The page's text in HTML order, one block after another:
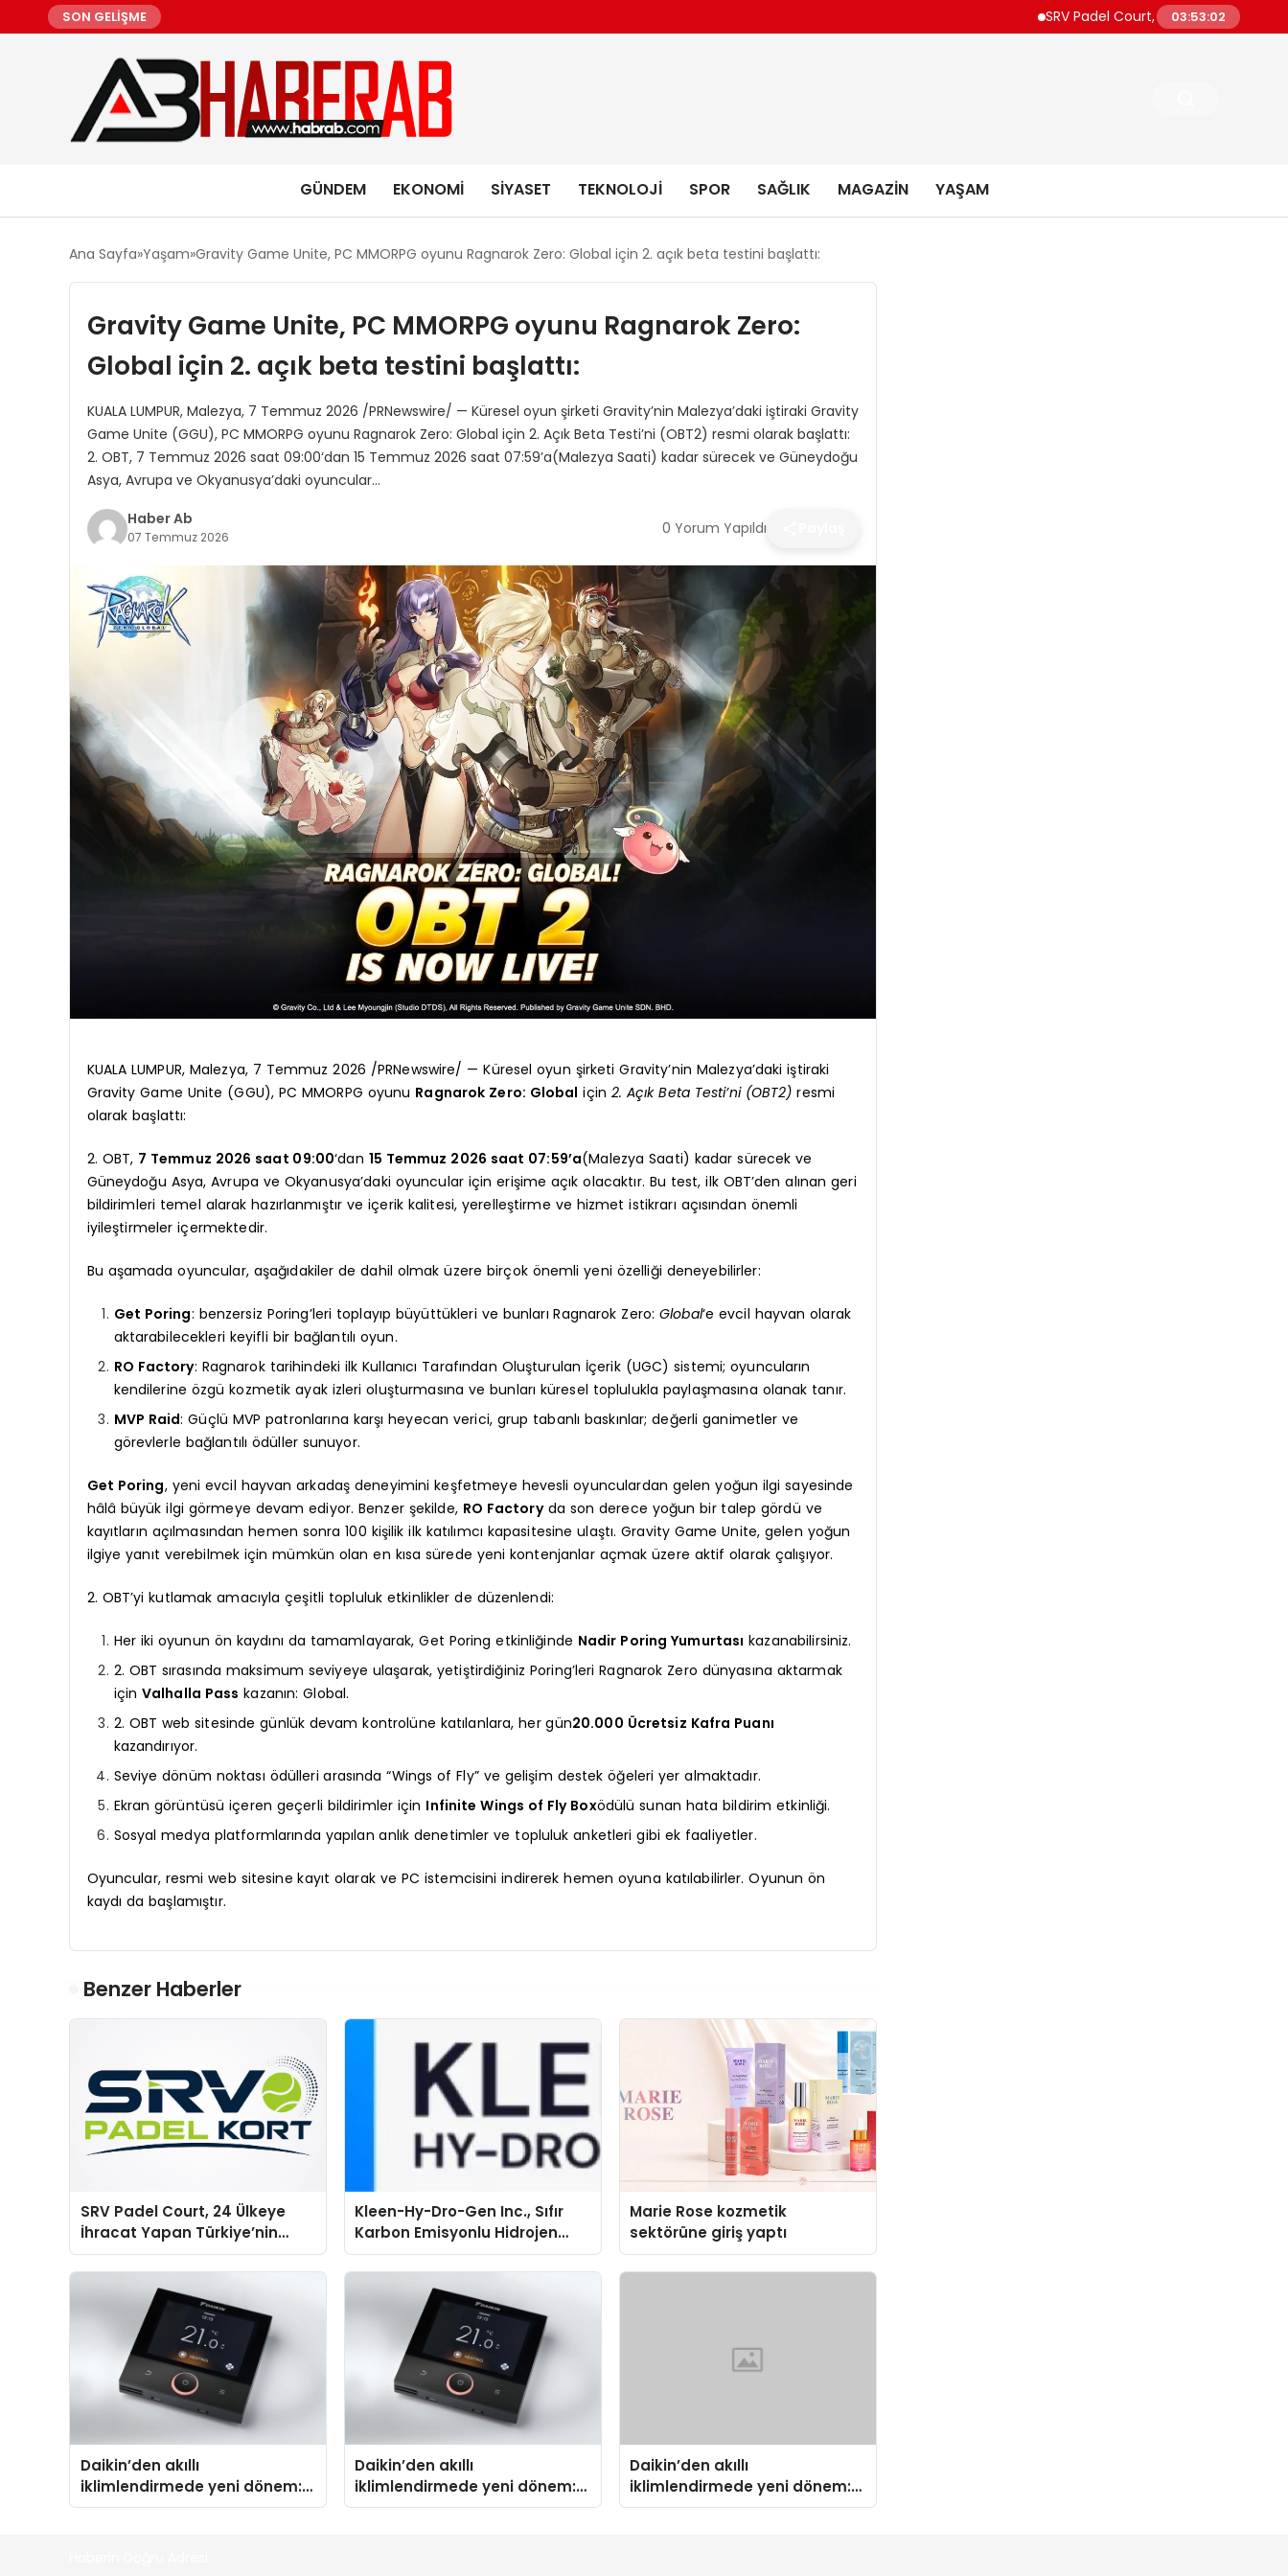
SON GELİŞME SRV Padel Court, 24 Ülkeye İhracat
03:53:03
GÜNDEM EKONOMI SIYASET TEKNOLOJI SPOR SAĞLIK MAGAZIN YAŞAM
Ana Sayfa Yaşam Gravity Game Unite, PC MMORPG oyunu Ragnarok Zero: Global için 2. açık beta testini başlattı:
Gravity Game Unite, PC MMORPG oyunu Ragnarok Zero:
Global için 2. açık beta testini başlattı:
KUALA LUMPUR, Malezya, 7 Temmuz 2026 /PRNewswire/ — Küresel oyun şirketi Gravity’nin Malezya’daki iştiraki Gravity
Game Unite (GGU), PC MMORPG oyunu Ragnarok Zero: Global için 2. Açık Beta Testi’ni (OBT2) resmi olarak başlattı:
2. OBT, 7 Temmuz 2026 saat 09:00‘dan 15 Temmuz 2026 saat 07:59’a(Malezya Saati) kadar sürecek ve Güneydoğu
Asya, Avrupa ve Okyanusya’daki oyuncular…
Haber Ab
07 Temmuz 2026 0 Yorum Yapıldı
KUALA LUMPUR, Malezya, 7 Temmuz 2026 /PRNewswire/ — Küresel oyun şirketi Gravity’nin Malezya’daki iştiraki
Gravity Game Unite (GGU), PC MMORPG oyunu Ragnarok Zero: Global için 2. Açık Beta Testi’ni (OBT2)resmi
olarak başlattı:
2. OBT, 7 Temmuz 2026 saat 09:00‘dan 15 Temmuz 2026 saat 07:59’a(Malezya Saati) kadar sürecek ve
Güneydoğu Asya, Avrupa ve Okyanusya’daki oyuncular için erişime açık olacaktır. Bu test, ilk OBT’den alınan geri
bildirimleri temel alarak hazırlanmıştır ve içerik kalitesi, yerelleştirme ve hizmet istikrarı açısından önemli
iyileştirmeler içermektedir.
Bu aşamada oyuncular, aşağıdakiler de dahil olmak üzere birçok önemli yeni özelliği deneyebilirler:
Get Poring: benzersiz Poring’leri toplayıp büyüttükleri ve bunları Ragnarok Zero: Global‘e evcil hayvan olarak
aktarabilecekleri keyifli bir bağlantılı oyun.
RO Factory: Ragnarok tarihindeki ilk Kullanıcı Tarafından Oluşturulan İçerik (UGC) sistemi; oyuncuların
kendilerine özgü kozmetik ayak izleri oluşturmasına ve bunları küresel toplulukla paylaşmasına olanak tanır.
MVP Raid: Güçlü MVP patronlarına karşı heyecan verici, grup tabanlı baskınlar; değerli ganimetler ve
görevlerle bağlantılı ödüller sunuyor.
Get Poring, yeni evcil hayvan arkadaş deneyimini keşfetmeye hevesli oyunculardan gelen yoğun ilgi sayesinde
hâlâ büyük ilgi görmeye devam ediyor. Benzer şekilde, RO Factoryda son derece yoğun bir talep gördü ve
kayıtların açılmasından hemen sonra 100 kişilik ilk katılımcı kapasitesine ulaştı. Gravity Game Unite, gelen yoğun
ilgiye yanıt verebilmek için mümkün olan en kısa sürede yeni kontenjanlar açmak üzere aktif olarak çalışıyor.
2. OBT’yi kutlamak amacıyla çeşitli topluluk etkinlikler de düzenlendi:
Her iki oyunun ön kaydını da tamamlayarak, Get Poring etkinliğinde Nadir Poring Yumurtası kazanabilirsiniz.
2. OBT sırasında maksimum seviyeye ulaşarak, yetiştirdiğiniz Poring’leri Ragnarok Zero dünyasına aktarmak
için Valhalla Pass kazanın: Global.
2. OBT web sitesinde günlük devam kontrolüne katılanlara, her gün20.000 Ücretsiz Kafra Puanı
kazandırıyor.
Seviye dönüm noktası ödülleri arasında “Wings of Fly” ve gelişim destek öğeleri yer almaktadır.
Ekran görüntüsü içeren geçerli bildirimler için Infinite Wings of Fly Boxödülü sunan hata bildirim etkinliği.
Sosyal medya platformlarında yapılan anlık denetimler ve topluluk anketleri gibi ek faaliyetler.
Oyuncular, resmi web sitesine kayıt olarak ve PC istemcisini indirerek hemen oyuna katılabilirler. Oyunun ön
kaydı da başlamıştır.
Benzer Haberler
SRV Padel Court, 24 Ülkeye
İhracat Yapan Türkiye’nin
Padel Kortu Üretim Gücü
Kleen-Hy-Dro-Gen Inc., Sıfır
Karbon Emisyonlu Hidrojen
Isıtma Teknolojisinde ISO ve
TSSA Düzenleyici Onaylarını
Marie Rose kozmetik
sektörüne giriş yaptı
Daikin’den akıllı
iklimlendirmede yeni dönem:
Madoka Plus Türkiye’de
Daikin’den akıllı
iklimlendirmede yeni dönem:
Madoka Plus Türkiye’de
Daikin’den akıllı
iklimlendirmede yeni dönem:
Madoka Plus Türkiye’de